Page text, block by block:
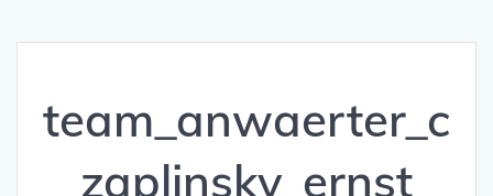
team_anwaerter_c
zaplinsky_ernst